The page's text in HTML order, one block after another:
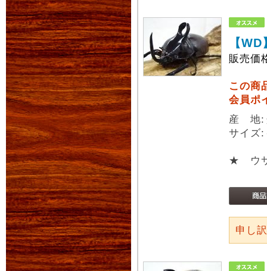
【
販売価
この商
会員ポ
産 地:
サイ
★ ウサ
申し